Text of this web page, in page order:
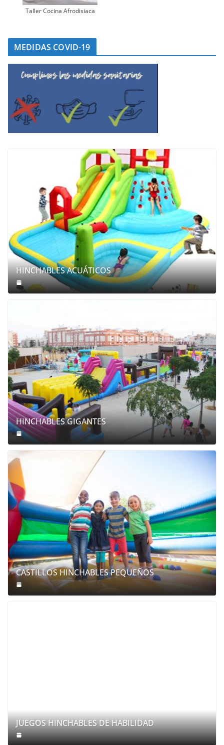
Taller Cocina Afrodisiaca
MEDIDAS COVID-19
HINCHABLES ACUÁTICOS
HINCHABLES GIGANTES
CASTILLOS HINCHABLES PEQUEÑOS
JUEGOS HINCHABLES DE HABILIDAD